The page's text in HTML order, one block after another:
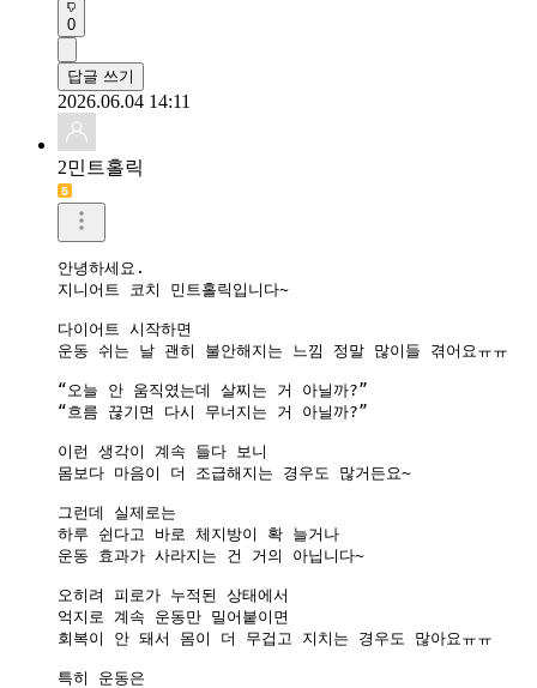
0
답글 쓰기
2026.06.04 14:11
2민트홀릭
안녕하세요.
지니어트 코치 민트홀릭입니다~
다이어트 시작하면
운동 쉬는 날 괜히 불안해지는 느낌 정말 많이들 겪어요ㅠㅠ
“오늘 안 움직였는데 살찌는 거 아닐까?”
“흐름 끊기면 다시 무너지는 거 아닐까?”
이런 생각이 계속 들다 보니
몸보다 마음이 더 조급해지는 경우도 많거든요~
그런데 실제로는
하루 쉰다고 바로 체지방이 확 늘거나
운동 효과가 사라지는 건 거의 아닙니다~
오히려 피로가 누적된 상태에서
억지로 계속 운동만 밀어붙이면
회복이 안 돼서 몸이 더 무겁고 지치는 경우도 많아요ㅠㅠ
특히 운동은